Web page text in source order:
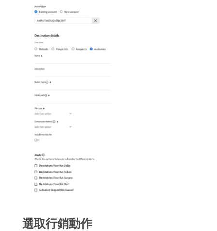
選取行銷動作